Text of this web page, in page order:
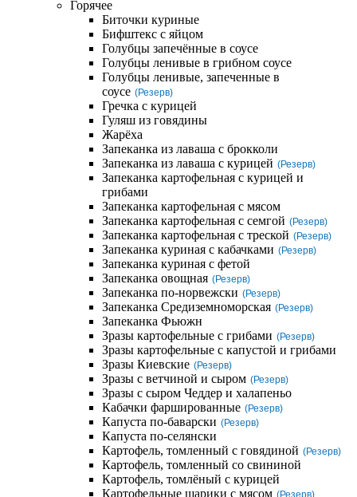
Горячее
Биточки куриные
Бифштекс с яйцом
Голубцы запечённые в соусе
Голубцы ленивые в грибном соусе
Голубцы ленивые, запеченные в
соусе (Резерв)
Гречка с курицей
Гуляш из говядины
Жарёха
Запеканка из лаваша с брокколи
Запеканка из лаваша с курицей (Резерв)
Запеканка картофельная с курицей и
грибами
Запеканка картофельная с мясом
Запеканка картофельная с семгой (Резерв)
Запеканка картофельная с треской (Резерв)
Запеканка куриная с кабачками (Резерв)
Запеканка куриная с фетой
Запеканка овощная (Резерв)
Запеканка по-норвежски (Резерв)
Запеканка Средиземноморская (Резерв)
Запеканка Фьюжн
Зразы картофельные с грибами (Резерв)
Зразы картофельные с капустой и грибами
Зразы Киевские (Резерв)
Зразы с ветчиной и сыром (Резерв)
Зразы с сыром Чеддер и халапеньо
Кабачки фаршированные (Резерв)
Капуста по-баварски (Резерв)
Капуста по-селянски
Картофель, томленный с говядиной (Резерв)
Картофель, томленный со свининой
Картофель, томлёный с курицей
Картофельные шарики с мясом (Резерв)